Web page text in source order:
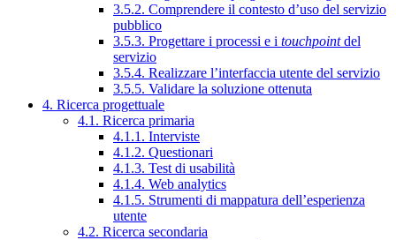
3.5.2. Comprendere il contesto d’uso del servizio
pubblico
3.5.3. Progettare i processi e i touchpointdel
servizio
3.5.4. Realizzare l’interfaccia utente del servizio
3.5.5. Validare la soluzione ottenuta
4. Ricerca progettuale
4.1. Ricerca primaria
4.1.1. Interviste
4.1.2. Questionari
4.1.3. Test di usabilità
4.1.4. Web analytics
4.1.5. Strumenti di mappatura dell’esperienza
utente
4.2. Ricerca secondaria